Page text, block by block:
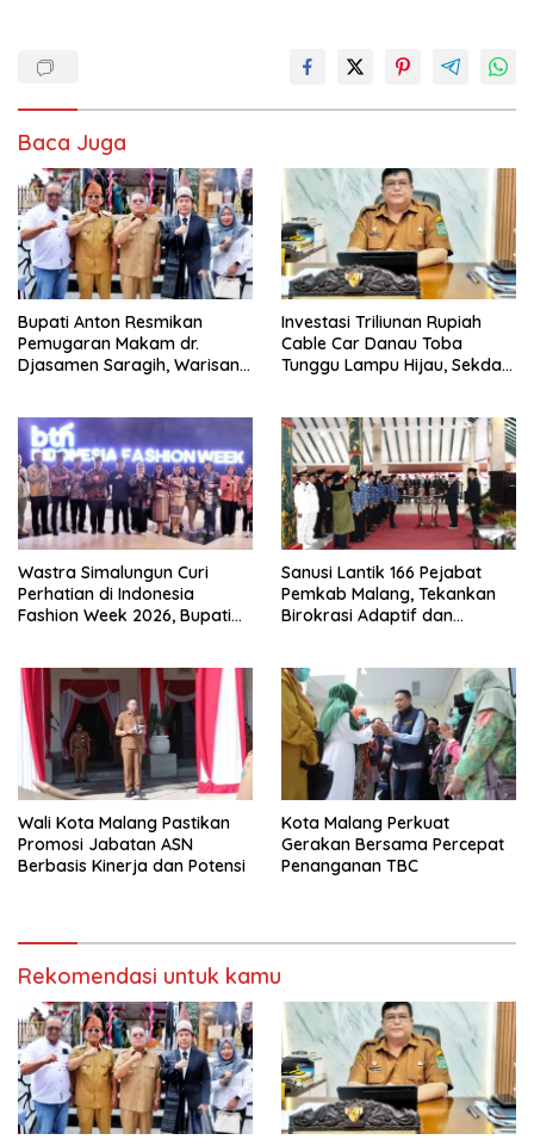
Baca Juga
Bupati Anton Resmikan
Pemugaran Makam dr.
Djasamen Saragih, Warisan
Mendatang
Investasi Triliunan Rupiah
Cable Car Danau Toba
Tunggu Lampu Hijau, Sekda
Wastra Simalungun Curi
Perhatian di Indonesia
Fashion Week 2026, Bupati
Sanusi Lantik 166 Pejabat
Pemkab Malang, Tekankan
Birokrasi Adaptif dan
Wali Kota Malang Pastikan
Promosi Jabatan ASN
Berbasis Kinerja dan Potensi
Kota Malang Perkuat
Gerakan Bersama Percepat
Penanganan TBC
Rekomendasi untuk kamu